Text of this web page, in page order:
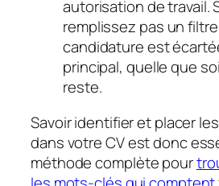
autorisation de travail.
remplissez pas un
candidature est
principal, quelle que
reste.
Savoir identifier et placer
dans votre CV est donc
méthode complète pour